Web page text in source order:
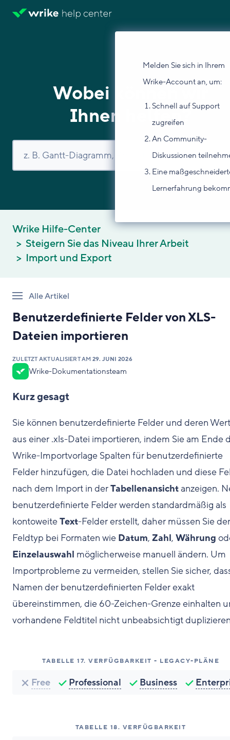
Melden Sie sich in Ihrem
Wrike-Account an, um:
Schnell auf Support
zugreifen
An Community-
Diskussionen
Eine
Lernerfahrung
Wobei können wir
Ihnen helfen?
Wrike Hilfe-Center
Steigern Sie das Niveau Ihrer Arbeit
Import und Export
Alle Artikel
Benutzerdefinierte Felder von XLS-
Dateien importieren
ZULETZT AKTUALISIERT AM 29. JUNI 2026
Wrike-Dokumentationsteam
Kurz gesagt
Sie können benutzerdefinierte Felder und deren
aus einer .xls-Datei importieren, indem Sie am Ende
Wrike-Importvorlage Spalten für benutzerdefinierte
Felder hinzufügen, die Datei hochladen und diese
nach dem Import in derTabellenansichtanzeigen.
benutzerdefinierte Felder werden standardmäßig als
kontoweiteText-Felder erstellt, daher müssen Sie
Feldtyp bei Formaten wie Datum, Zahl, Währung
Einzelauswahl möglicherweise manuell ändern. Um
Importprobleme zu vermeiden, stellen Sie sicher,
Namen der benutzerdefinierten Felder exakt
übereinstimmen, die 60-Zeichen-Grenze einhalten
vorhandene Feldtitel nicht unbeabsichtigt
TABELLE 17. VERFÜGBARKEIT - LEGACY-PLÄNE
Free Professional Business
TABELLE 18. VERFÜGBARKEIT